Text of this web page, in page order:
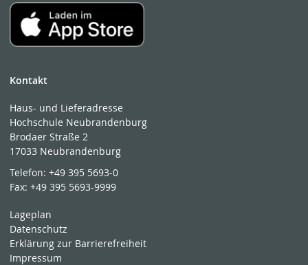
Kontakt
Haus- und Lieferadresse
Hochschule Neubrandenburg
Brodaer Straße 2
17033 Neubrandenburg
Telefon:+49 395 5693-0
Fax:+49 395 5693-9999
Lageplan
Datenschutz
Erklärung zur Barrierefreiheit
Impressum